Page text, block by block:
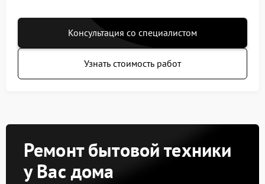
Консультация со специалистом
Узнать стоимость работ
Ремонт бытовой техники
у Вас дома